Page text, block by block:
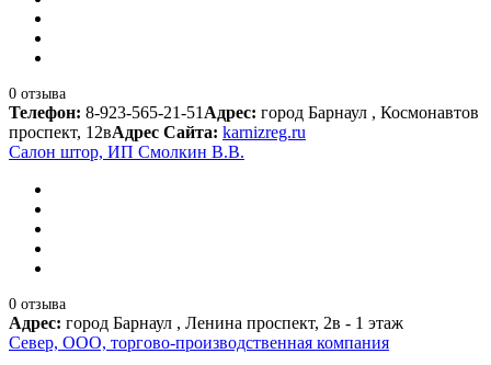
0 отзыва
Телефон: 8-923-565-21-51 Адрес: город Барнаул , Космонавтов
проспект, 12вАдрес Сайта: karnizreg.ru
Салон штор, ИП Смолкин В.В.
0 отзыва
Адрес: город Барнаул , Ленина проспект, 2в - 1 этаж
Север, ООО, торгово-производственная компания